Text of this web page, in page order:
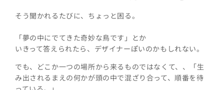
そう聞かれるたびに、ちょっと困る。
「夢の中にでてきた奇妙な鳥です」とか
いきって答えられたら、デザイナーぽいのかもしれない。
でも、どこか一つの場所から来るものではなくて、、「生
み出されるまえの何かが頭の中で混ざり合って、順番を待